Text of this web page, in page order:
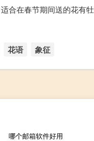
合在春节期间送的花有
花语 象征
哪个邮箱软件好用